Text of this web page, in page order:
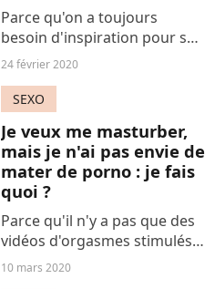
Parce qu'on a toujours
besoin d'inspiration pour se
faire vibrer, même à l'autre
ligne TGV).
24 février 2020
SEXO
Je veux me masturber,
mais je n'ai pas envie de
mater de porno : je fais
quoi ?
Parce qu'il n'y a pas que des
vidéos d'orgasmes stimulés
pour s'exciter solo, voici
10 mars 2020